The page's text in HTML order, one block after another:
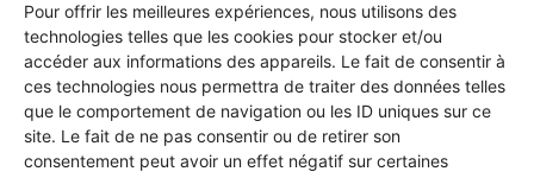
Pour offrir les meilleures expériences, nous utilisons des
technologies telles que les cookies pour stocker et/ou
accéder aux informations des appareils. Le fait de consentir à
ces technologies nous permettra de traiter des données telles
que le comportement de navigation ou les ID uniques sur ce
site. Le fait de ne pas consentir ou de retirer son
consentement peut avoir un effet négatif sur certaines
CGV
Mon compte
Mon Panier